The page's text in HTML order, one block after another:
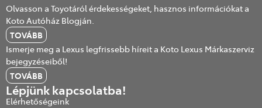
Olvasson a Toyotáról érdekességeket, hasznos információkat a
Koto Autóház Blogján.
TOVÁBB
Ismerje meg a Lexus legfrissebb híreit a Koto Lexus Márkaszerviz
bejegyzéseiből!
TOVÁBB
Lépjünk kapcsolatba!
Elérhetőségeink